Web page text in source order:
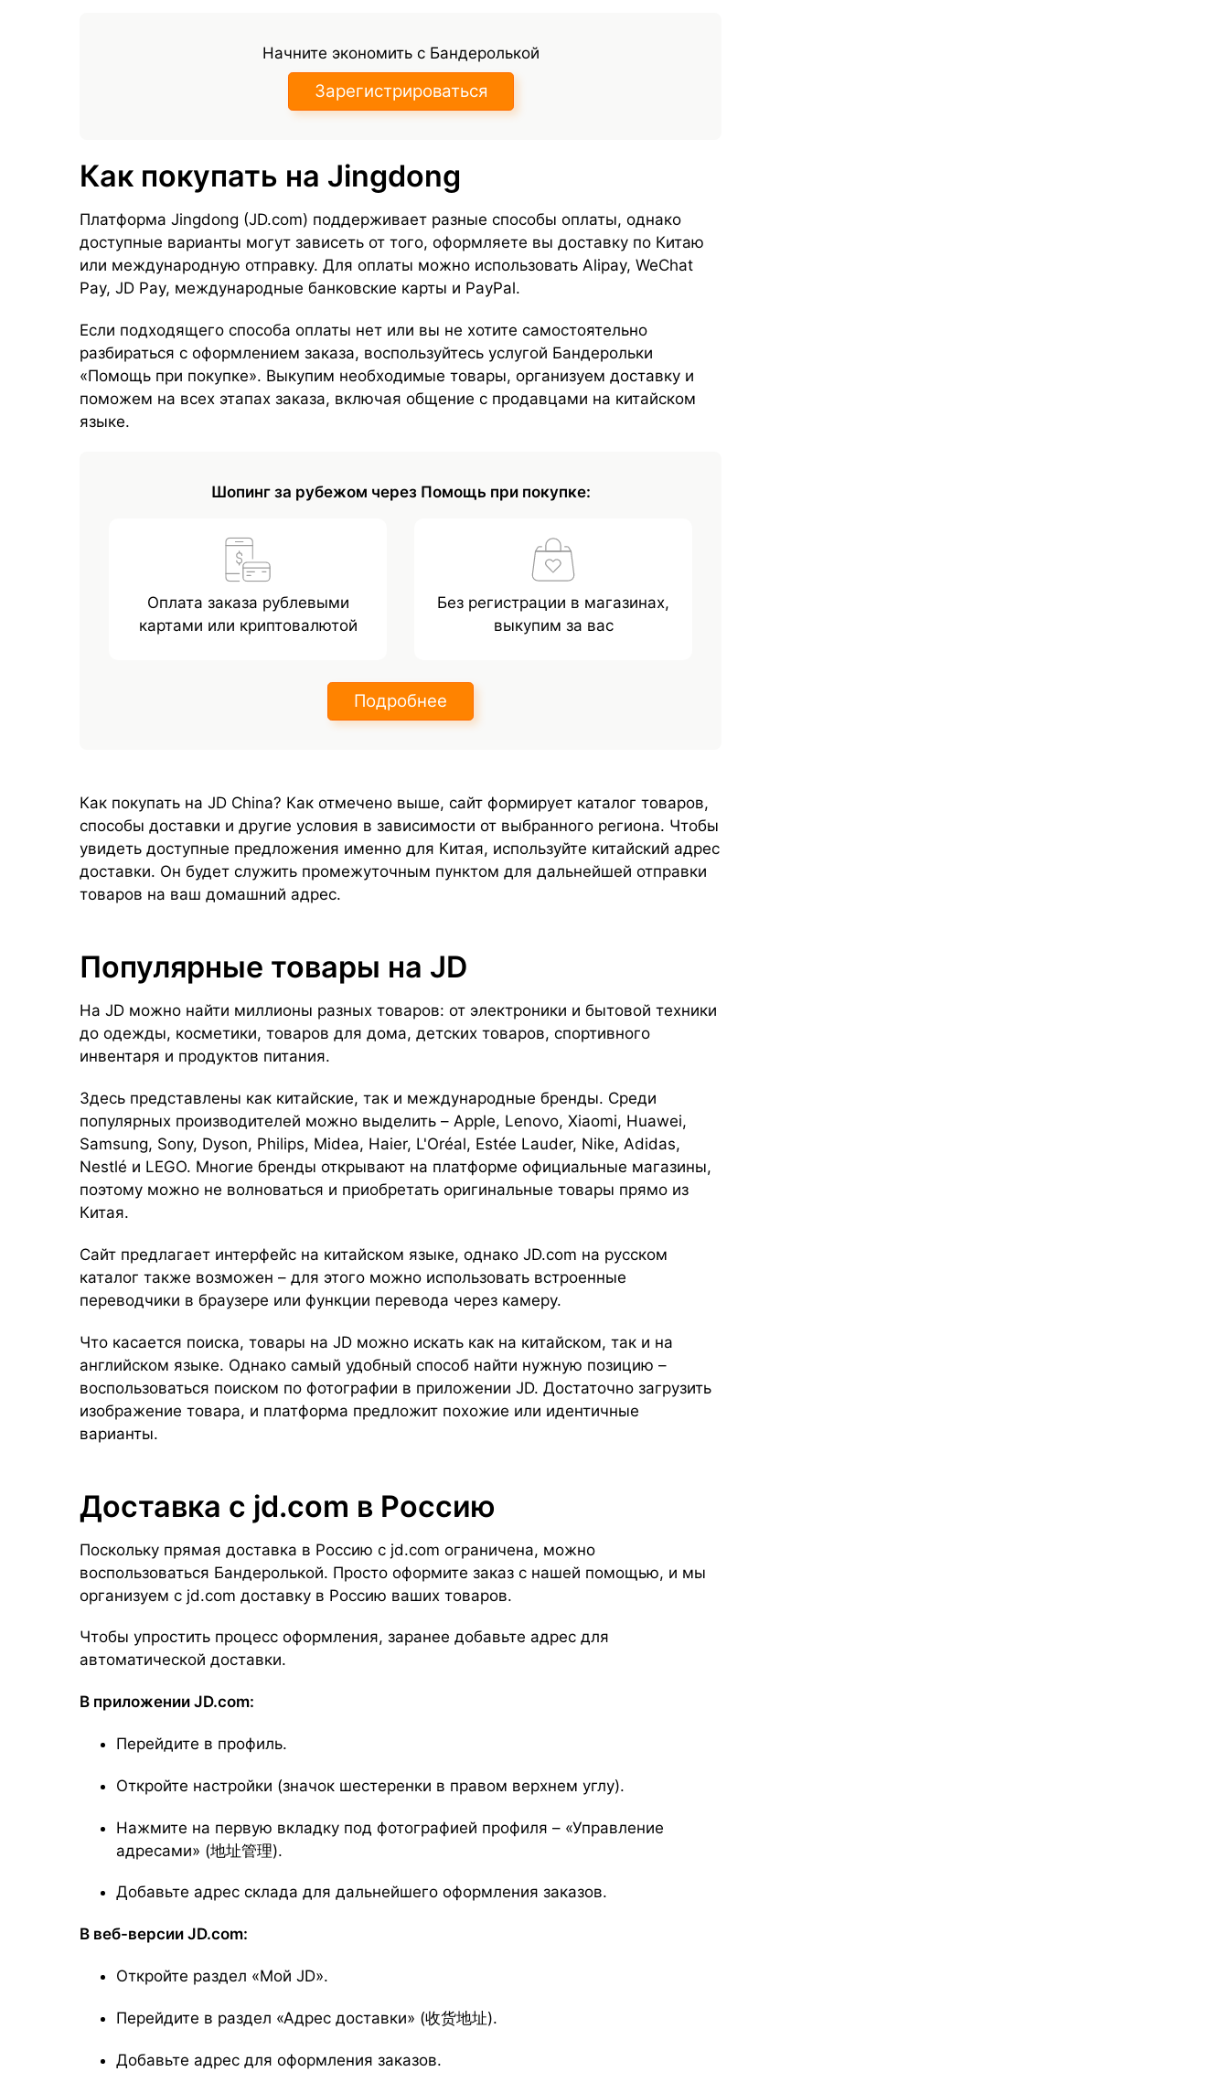
Начните экономить с Бандеролькой
Зарегистрироваться
Как покупать на Jingdong
Платформа Jingdong (JD.com) поддерживает разные способы оплаты, однако
доступные варианты могут зависеть от того, оформляете вы доставку по Китаю
или международную отправку. Для оплаты можно использовать Alipay, WeChat
Pay, JD Pay, международные банковские карты и PayPal.
Если подходящего способа оплаты нет или вы не хотите самостоятельно
разбираться с оформлением заказа, воспользуйтесь услугой Бандерольки
«Помощь при покупке». Выкупим необходимые товары, организуем доставку и
поможем на всех этапах заказа, включая общение с продавцами на китайском
языке.
Шопинг за рубежом через Помощь при покупке:
Оплата заказа рублевыми
картами или криптовалютой
Без регистрации в магазинах,
выкупим за вас
Подробнее
Как покупать на JD China? Как отмечено выше, сайт формирует каталог товаров,
способы доставки и другие условия в зависимости от выбранного региона. Чтобы
увидеть доступные предложения именно для Китая, используйте китайский адрес
доставки. Он будет служить промежуточным пунктом для дальнейшей отправки
товаров на ваш домашний адрес.
Популярные товары на JD
На JD можно найти миллионы разных товаров: от электроники и бытовой техники
до одежды, косметики, товаров для дома, детских товаров, спортивного
инвентаря и продуктов питания.
Здесь представлены как китайские, так и международные бренды. Среди
популярных производителей можно выделить – Apple, Lenovo, Xiaomi, Huawei,
Samsung, Sony, Dyson, Philips, Midea, Haier, L'Oréal, Estée Lauder, Nike, Adidas,
Nestlé и LEGO. Многие бренды открывают на платформе официальные магазины,
поэтому можно не волноваться и приобретать оригинальные товары прямо из
Китая.
Сайт предлагает интерфейс на китайском языке, однако JD.com на русском
каталог также возможен – для этого можно использовать встроенные
переводчики в браузере или функции перевода через камеру.
Что касается поиска, товары на JD можно искать как на китайском, так и на
английском языке. Однако самый удобный способ найти нужную позицию –
воспользоваться поиском по фотографии в приложении JD. Достаточно загрузить
изображение товара, и платформа предложит похожие или идентичные
варианты.
Доставка с jd.com в Россию
Поскольку прямая доставка в Россию с jd.com ограничена, можно
воспользоваться Бандеролькой. Просто оформите заказ с нашей помощью, и мы
организуем с jd.com доставку в Россию ваших товаров.
Чтобы упростить процесс оформления, заранее добавьте адрес для
автоматической доставки.
В приложении JD.com:
Перейдите в профиль.
Откройте настройки (значок шестеренки в правом верхнем углу).
Нажмите на первую вкладку под фотографией профиля – «Управление
адресами» (地址管理).
Добавьте адрес склада для дальнейшего оформления заказов.
В веб-версии JD.com:
Откройте раздел «Мой JD».
Перейдите в раздел «Адрес доставки» (收货地址).
Добавьте адрес для оформления заказов.